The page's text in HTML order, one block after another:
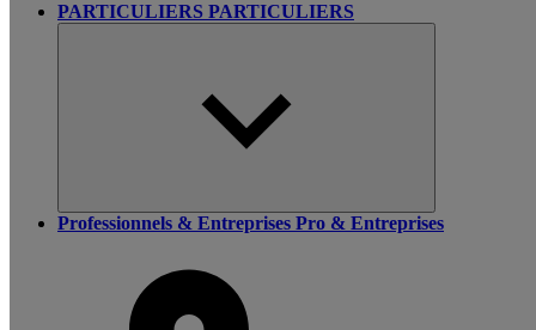
PARTICULIERS PARTICULIERS
Professionnels & Entreprises Pro & Entreprises